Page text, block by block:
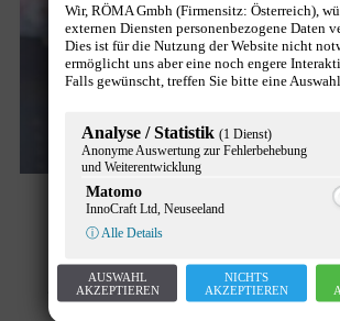
Mehr Frauen für die
gesucht!
Allgemein,Chancengleichheit,News
15. Mai 2023
Wir, RÖMA Gmbh (Firmensitz: Österreich),
externen Diensten personenbezogene Daten
Dies ist für die Nutzung der Website nicht
ermöglicht uns aber eine noch engere
Falls gewünscht, treffen Sie bitte eine
Analyse / Statistik (1 Dienst)
Anonyme Auswertung zur Fehlerbehebung
und Weiterentwicklung
Matomo
InnoCraft Ltd, Neuseeland
ⓘ Alle Details
AUSWAHL
AKZEPTIEREN
NICHTS
AKZEPTIEREN